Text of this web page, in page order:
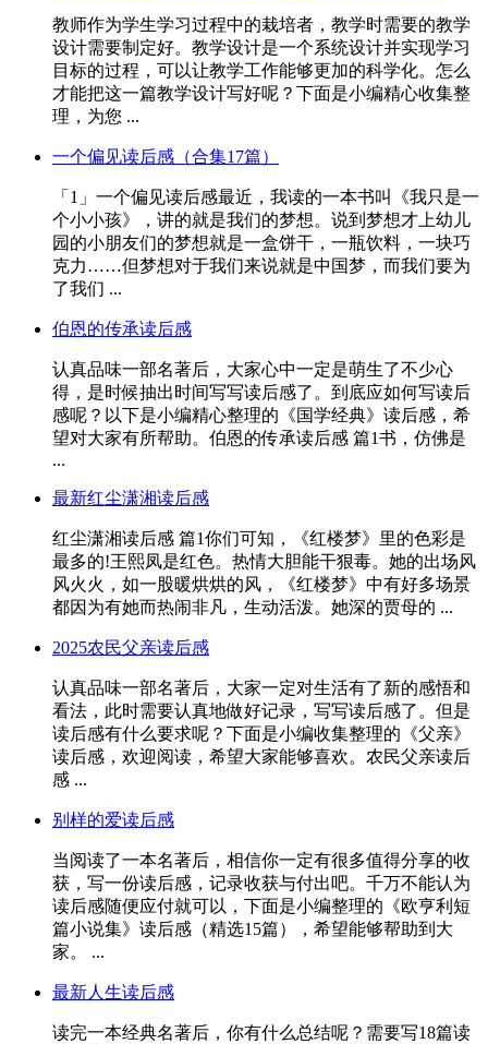
教师作为学生学习过程中的栽培者，教学时需要的教学
设计需要制定好。教学设计是一个系统设计并实现学习
目标的过程，可以让教学工作能够更加的科学化。怎么
才能把这一篇教学设计写好呢？下面是小编精心收集整
理，为您 ...
一个偏见读后感（合集17篇）
「1」一个偏见读后感最近，我读的一本书叫《我只是一
个小小孩》，讲的就是我们的梦想。说到梦想才上幼儿
园的小朋友们的梦想就是一盒饼干，一瓶饮料，一块巧
克力……但梦想对于我们来说就是中国梦，而我们要为
了我们 ...
伯恩的传承读后感
认真品味一部名著后，大家心中一定是萌生了不少心
得，是时候抽出时间写写读后感了。到底应如何写读后
感呢？以下是小编精心整理的《国学经典》读后感，希
望对大家有所帮助。伯恩的传承读后感 篇1书，仿佛是
...
最新红尘潇湘读后感
红尘潇湘读后感 篇1你们可知，《红楼梦》里的色彩是
最多的!王熙凤是红色。热情大胆能干狠毒。她的出场风
风火火，如一股暖烘烘的风，《红楼梦》中有好多场景
都因为有她而热闹非凡，生动活泼。她深的贾母的 ...
2025农民父亲读后感
认真品味一部名著后，大家一定对生活有了新的感悟和
看法，此时需要认真地做好记录，写写读后感了。但是
读后感有什么要求呢？下面是小编收集整理的《父亲》
读后感，欢迎阅读，希望大家能够喜欢。农民父亲读后
感 ...
别样的爱读后感
当阅读了一本名著后，相信你一定有很多值得分享的收
获，写一份读后感，记录收获与付出吧。千万不能认为
读后感随便应付就可以，下面是小编整理的《欧亨利短
篇小说集》读后感（精选15篇），希望能够帮助到大
家。 ...
最新人生读后感
读完一本经典名著后，你有什么总结呢？需要写18篇读